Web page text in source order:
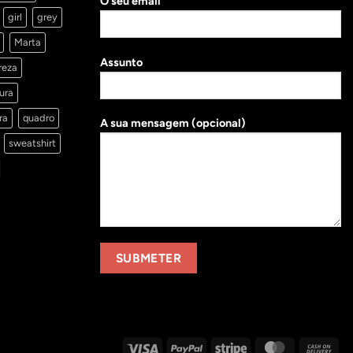
girl grey
Marta
quadro
sweatshirt
Assunto
A sua mensagem (opcional)
Visa PayPal Stripe MasterCard